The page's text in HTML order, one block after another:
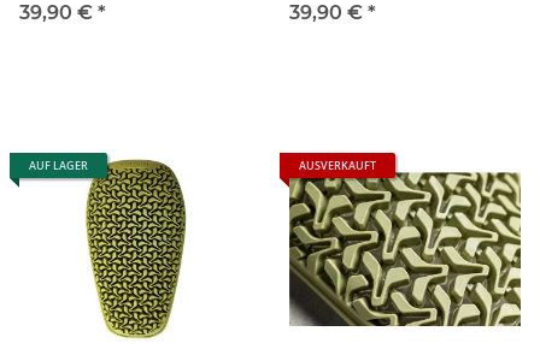
39,90 € *
39,90 € *
AUF LAGER AUSVERKAUFT